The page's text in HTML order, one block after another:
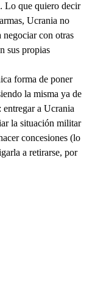
Lo que quiero decir
Ucrania no
negociar con otras
sus propias
forma de poner
la misma ya de
a Ucrania
la situación militar
concesiones (lo
a retirarse, por